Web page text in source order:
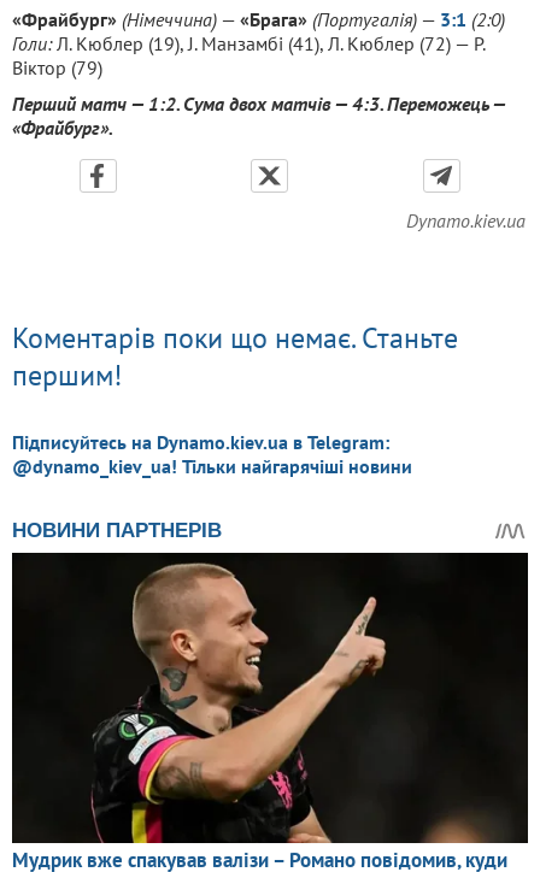
«Фрайбург» (Німеччина) — «Брага» (Португалія) — 3:1 (2:0)
Голи:Л. Кюблер (19), J. Манзамбі (41), Л. Кюблер (72) — P.
Віктор (79)
Перший матч — 1:2. Сума двох матчів — 4:3. Переможець —
«Фрайбург».
Dynamo.kiev.ua
Коментарів поки що немає. Станьте
першим!
Підписуйтесь на Dynamo.kiev.ua в Telegram:
@dynamo_kiev_ua! Тільки найгарячіші новини